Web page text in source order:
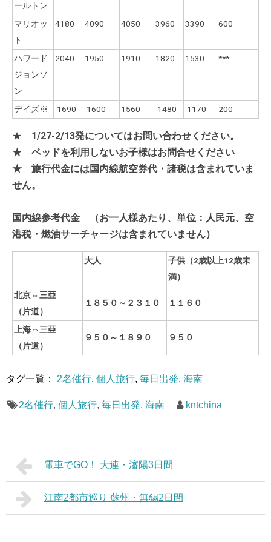
ールトン
マリオッ
ト
4180 4090 4050 3960 3390 600
ハワード
ジョンソ
ン
2040 1950 1910 1820 1530 ***
デイズ※ 1690 1600 1560 1480 1170 200
★ 1/27-2/13発についてはお問い合わせください。
★ ベッドを利用しないお子様はお問合せください
★ 旅行代金には国内線航空券代・諸税は含まれていま
せん。
国内線参考代金
（お一人様あたり、単位：人民元、空
港税・燃油サーチャージは含まれていません）
大人
子供（2歳以上12歳未
満）
北京⇔ 三亜
（片道）
１８５０～２３１０ １１６０
上海⇔ 三亜
（片道）
９５０～１８９０ ９５０
タグ一覧： 2名催行, 個人旅行, 毎日出発, 海南
2名催行, 個人旅行, 毎日出発, 海南 kntchina
電車でGO！ 大連・瀋陽3日間
江南2都市巡り 蘇州・無錫2日間